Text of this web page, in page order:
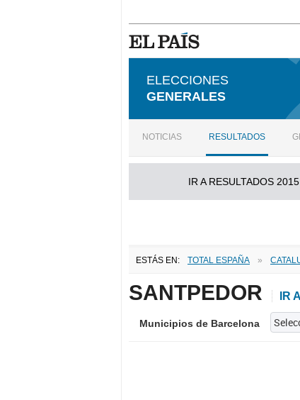
ELECCIONES
GENERALES
NOTICIAS RESULTADOS
IR A RESULTADOS 2015
ESTÁS EN: TOTAL ESPAÑA »
SANTPEDOR IR
Municipios de Barcelona